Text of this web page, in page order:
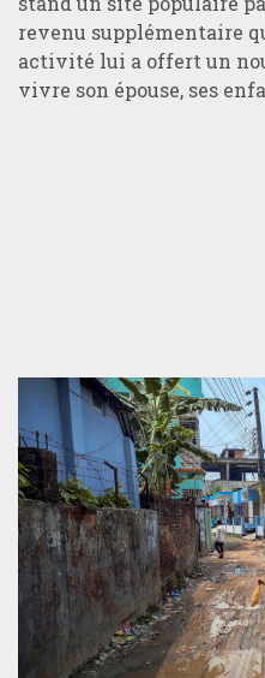
revenu supplémentaire
activité lui a offert un
vivre son épouse, ses